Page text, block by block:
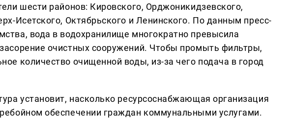
шести районов: Кировского, Орджоникидзевского,
Исетского, Октябрьского и Ленинского. По данным пресс-
вода в водохранилище многократно превысила
очистных сооружений. Чтобы промыть фильтры,
количество очищенной воды, из-за чего подача в город
установит, насколько ресурсоснабжающая организация
обеспечении граждан коммунальными услугами.